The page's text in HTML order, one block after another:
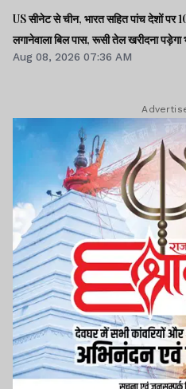
US सीनेट से चीन, भारत सहित पांच देशों पर
लगानेवाला बिल पास, रूसी तेल खरीदना पड़ेगा
Aug 08, 2026 07:36 AM